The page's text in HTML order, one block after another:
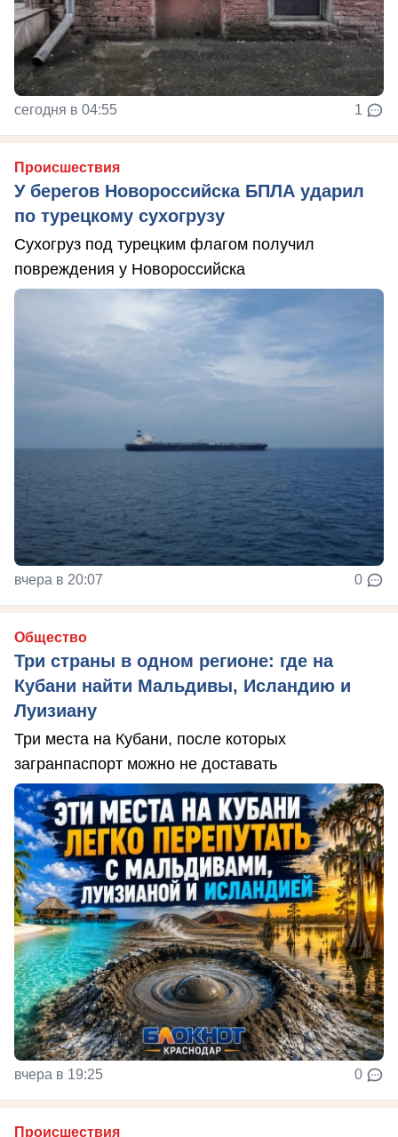
сегодня в 04:55 1
Происшествия
У берегов Новороссийска БПЛА ударил
по турецкому сухогрузу
Сухогруз под турецким флагом получил
повреждения у Новороссийска
вчера в 20:07 0
Общество
Три страны в одном регионе: где на
Кубани найти Мальдивы, Исландию и
Луизиану
Три места на Кубани, после которых
загранпаспорт можно не доставать
вчера в 19:25 0
Происшествия